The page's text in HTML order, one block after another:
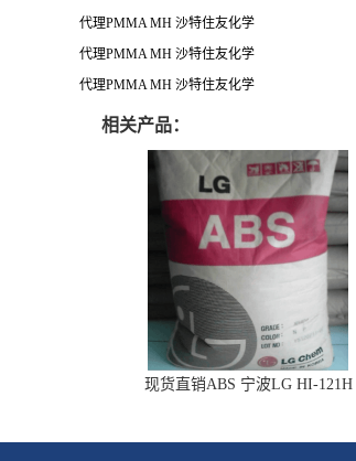
代理PMMA MH 沙特住友化学
代理PMMA MH 沙特住友化学
代理PMMA MH 沙特住友化学
相关产品：
现货直销ABS 宁波LG HI-121H